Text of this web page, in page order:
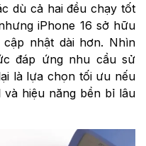
dù cả hai đều chạy tốt
iPhone 16 sở hữu
nhật dài hơn. Nhìn
đáp ứng nhu cầu sử
là lựa chọn tối ưu nếu
hiệu năng bền bỉ lâu